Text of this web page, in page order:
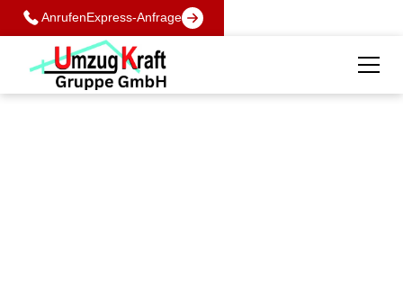
Anrufen Express-Anfrage